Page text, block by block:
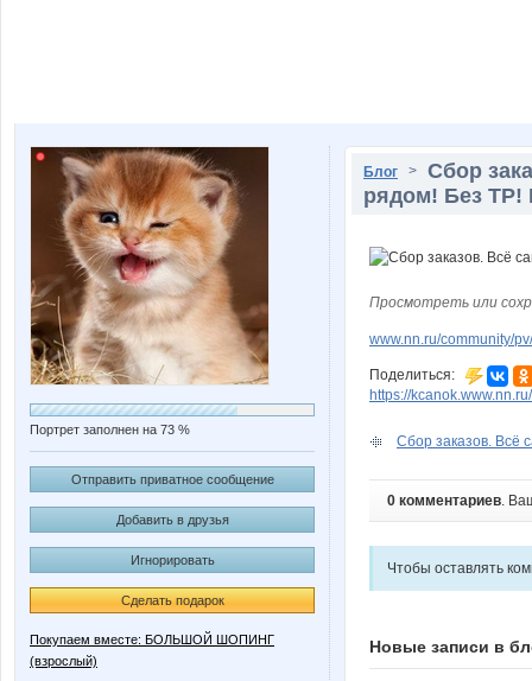
Портрет заполнен на 73 %
Отправить приватное сообщение
Добавить в друзья
Игнорировать
Сделать подарок
Покупаем вместе: БОЛЬШОЙ ШОПИНГ
(взрослый)
Блог > Сбор
рядом! Без ТР!
Просмотреть или
www.nn.ru/community/
Поделиться:
https://
Сбор заказов. Всё
0 комментариев.
Чтобы оставлять
Новые записи в